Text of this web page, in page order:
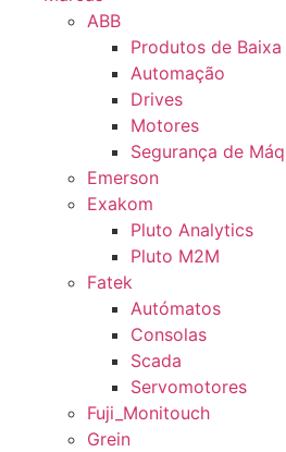
ABB
Produtos de Baixa
Automação
Drives
Motores
Segurança de
Emerson
Exakom
Pluto Analytics
Pluto M2M
Fatek
Autómatos
Consolas
Scada
Servomotores
Fuji_Monitouch
Grein